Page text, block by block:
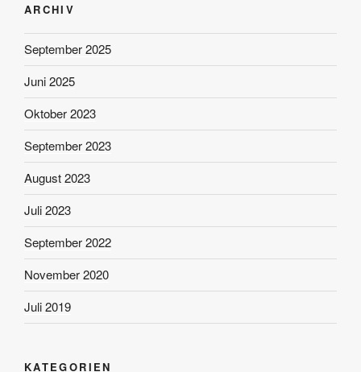
ARCHIV
September 2025
Juni 2025
Oktober 2023
September 2023
August 2023
Juli 2023
September 2022
November 2020
Juli 2019
KATEGORIEN